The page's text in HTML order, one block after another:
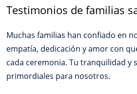
Testimonios de familias
Muchas familias han confiado en
empatía, dedicación y amor con
cada ceremonia. Tu tranquilidad y
primordiales para nosotros.